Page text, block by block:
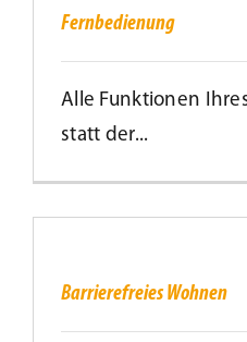
Lesezeichen
Fernbedienung
Alle Funktionen
statt der...
Barrierefreies Wohnen